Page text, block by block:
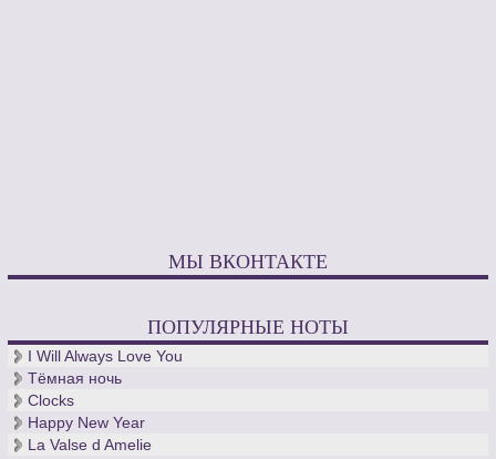
МЫ ВКОНТАКТЕ
ПОПУЛЯРНЫЕ НОТЫ
I Will Always Love You
Тёмная ночь
Clocks
Happy New Year
La Valse d Amelie